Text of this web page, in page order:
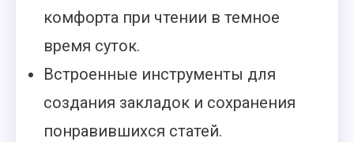
комфорта при чтении в темное
время суток.
Встроенные инструменты для
создания закладок и сохранения
понравившихся статей.